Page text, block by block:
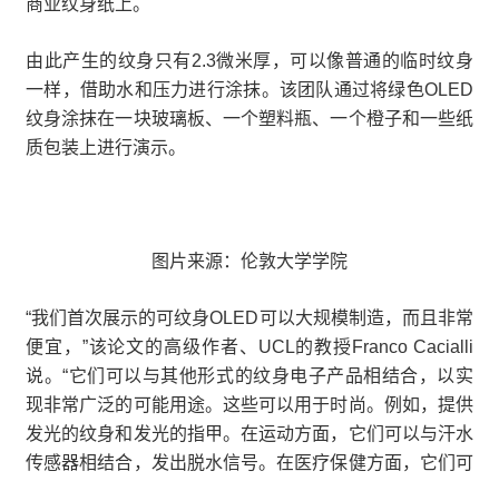
商业纹身纸上。
由此产生的纹身只有2.3微米厚，可以像普通的临时纹身
一样，借助水和压力进行涂抹。该团队通过将绿色OLED
纹身涂抹在一块玻璃板、一个塑料瓶、一个橙子和一些纸
质包装上进行演示。
图片来源：伦敦大学学院
“我们首次展示的可纹身OLED可以大规模制造，而且非常
便宜，”该论文的高级作者、UCL的教授Franco Cacialli
说。“它们可以与其他形式的纹身电子产品相结合，以实
现非常广泛的可能用途。这些可以用于时尚。例如，提供
发光的纹身和发光的指甲。在运动方面，它们可以与汗水
传感器相结合，发出脱水信号。在医疗保健方面，它们可